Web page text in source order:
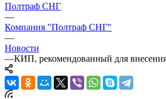
Полтраф СНГ
—
Компания "Полтраф СНГ"
—
Новости
—КИП, рекомендованный для